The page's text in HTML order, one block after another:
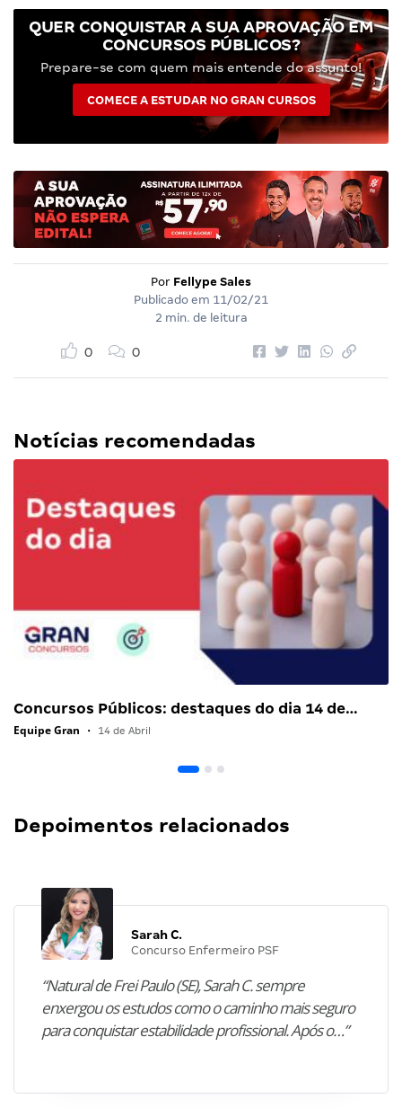
QUER CONQUISTAR A SUA APROVAÇÃO EM
CONCURSOS PÚBLICOS?
Prepare-se com quem mais entende do assunto!
COMECE A ESTUDAR NO GRAN CURSOS
Por Fellype Sales
Publicado em 11/02/21
2 min. de leitura
0 0
Notícias recomendadas
Concursos Públicos: destaques do dia 14 de…
Equipe Gran • 14 de Abril
Depoimentos relacionados
Sarah C.
Concurso Enfermeiro PSF
“Natural de Frei Paulo (SE), Sarah C. sempre
enxergou os estudos como o caminho mais seguro
para conquistar estabilidade profissional. Após o…”